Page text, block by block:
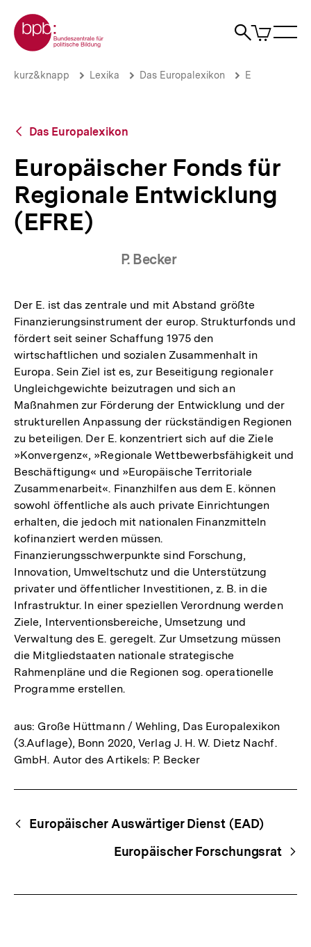
zum
Seiteninhalt
springen
Zur Startseite der bpb
Suche
Artikel
im
Europäischer
Entwicklung
bpb.de
Brotkrümelnavigation
Pfadnavigation
kurz&knapp Lexika Das Europalexikon E
Zurück
Übersicht
Das Europalexikon
Europäischer Fonds für
Regionale Entwicklung
(EFRE)
P. Becker
Der E. ist das zentrale und mit Abstand größte
Finanzierungsinstrument der europ. Strukturfonds und
fördert seit seiner Schaffung 1975 den
wirtschaftlichen und sozialen Zusammenhalt in
Europa. Sein Ziel ist es, zur Beseitigung regionaler
Ungleichgewichte beizutragen und sich an
Maßnahmen zur Förderung der Entwicklung und der
strukturellen Anpassung der rückständigen Regionen
zu beteiligen. Der E. konzentriert sich auf die Ziele
»Konvergenz«, »Regionale Wettbewerbsfähigkeit und
Beschäftigung« und »Europäische Territoriale
Zusammenarbeit«. Finanzhilfen aus dem E. können
sowohl öffentliche als auch private Einrichtungen
erhalten, die jedoch mit nationalen Finanzmitteln
kofinanziert werden müssen.
Finanzierungsschwerpunkte sind Forschung,
Innovation, Umweltschutz und die Unterstützung
privater und öffentlicher Investitionen, z. B. in die
Infrastruktur. In einer speziellen Verordnung werden
Ziele, Interventionsbereiche, Umsetzung und
Verwaltung des E. geregelt. Zur Umsetzung müssen
die Mitgliedstaaten nationale strategische
Rahmenpläne und die Regionen sog. operationelle
Programme erstellen.
aus: Große Hüttmann / Wehling, Das Europalexikon
(3.Auflage), Bonn 2020, Verlag J. H. W. Dietz Nachf.
GmbH. Autor des Artikels: P. Becker
Begriffsnavigation
Content-
Navigation
Europäischer Auswärtiger Dienst (EAD)
Europäischer Forschungsrat